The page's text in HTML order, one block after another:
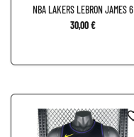
NBA LAKERS LEBRON JAMES 6
30,00 €